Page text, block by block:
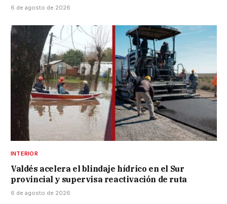
6 de agosto de 2026
INTERIOR
Valdés acelera el blindaje hídrico en el Sur
provincial y supervisa reactivación de ruta
6 de agosto de 2026